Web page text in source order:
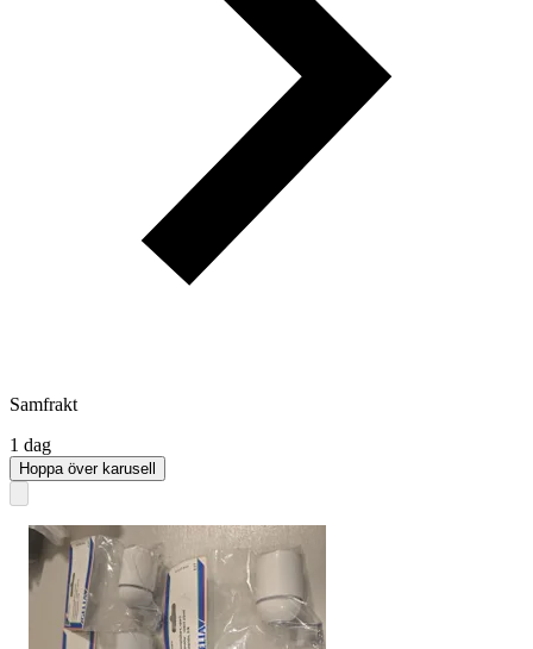
Samfrakt
1 dag
Hoppa över karusell